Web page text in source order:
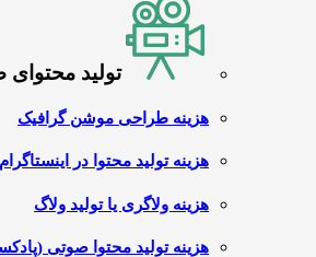
تولید
هزینه طراحی موشن گرافیک
هزینه تولید محتوا در اینستاگرام
هزینه ولاگری یا تولید ولاگ
هزینه تولید محتوا صوتی